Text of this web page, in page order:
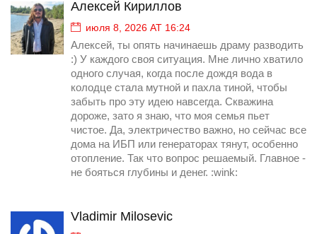
Алексей Кириллов
июля 8, 2026 AT 16:24
Алексей, ты опять начинаешь драму разводить
:) У каждого своя ситуация. Мне лично хватило
одного случая, когда после дождя вода в
колодце стала мутной и пахла тиной, чтобы
забыть про эту идею навсегда. Скважина
дороже, зато я знаю, что моя семья пьет
чистое. Да, электричество важно, но сейчас все
дома на ИБП или генераторах тянут, особенно
отопление. Так что вопрос решаемый. Главное -
не бояться глубины и денег. :wink:
Vladimir Milosevic